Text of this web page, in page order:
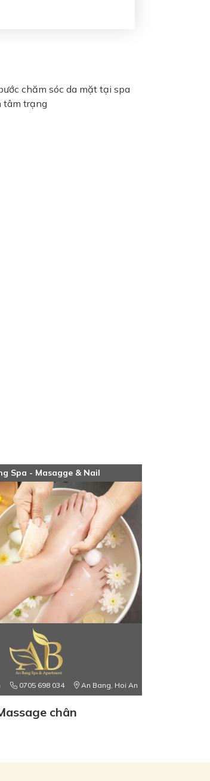
chăm sóc da mặt tại spa
tâm trạng
Spa - Masagge & Nail
0705 698 034 An Bang, Hoi An
chân